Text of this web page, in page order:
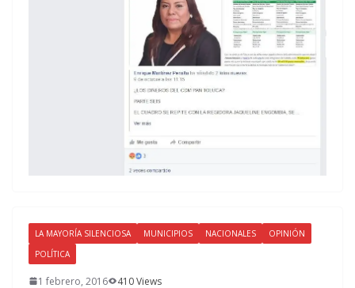
LA MAYORÍA SILENCIOSA MUNICIPIOS NACIONALES
OPINIÓN
POLÍTICA
1 febrero, 2016 410 Views